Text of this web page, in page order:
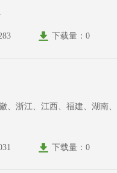
下载量：0
、浙江、江西、福建、湖南
下载量：0